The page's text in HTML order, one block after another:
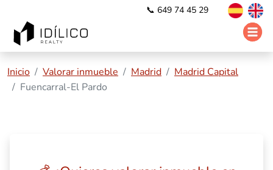
📞 649 74 45 29
Inicio Valorar inmueble Madrid
Madrid Capital
Fuencarral-El Pardo